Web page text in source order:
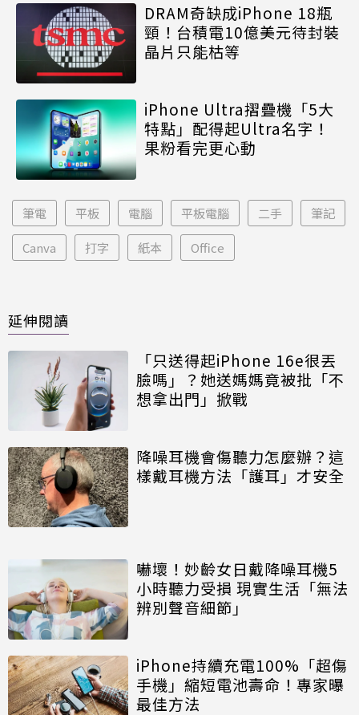
DRAM奇缺成iPhone 18瓶
頸！台積電10億美元待封裝
晶片只能枯等
iPhone Ultra摺疊機「5大
特點」配得起Ultra名字！
果粉看完更心動
筆電 平板 電腦 平板電腦 二手 筆記
Canva 打字 紙本 Office
延伸閱讀
「只送得起iPhone 16e很丟
臉嗎」？她送媽媽竟被批「不
想拿出門」掀戰
降噪耳機會傷聽力怎麼辦？這
樣戴耳機方法「護耳」才安全
嚇壞！妙齡女日戴降噪耳機5
小時聽力受損 現實生活「無法
辨別聲音細節」
iPhone持續充電100%「超傷
手機」縮短電池壽命！專家曝
最佳方法